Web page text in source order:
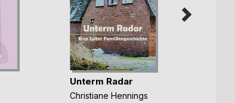
Unterm Radar
Christiane Hennings